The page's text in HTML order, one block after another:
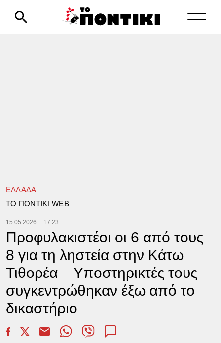
ΕΛΛΑΔΑ
TΟ ΠΟΝΤΙΚΙ WEB
15.05.2026 17:23
Προφυλακιστέοι οι 6 από τους
8 για τη ληστεία στην Κάτω
Τιθορέα – Υποστηρικτές τους
συγκεντρώθηκαν έξω από το
δικαστήριο